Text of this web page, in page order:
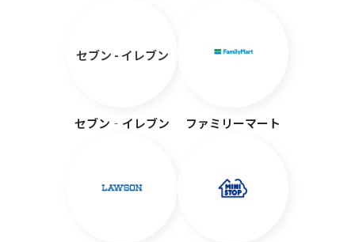
セブン - イレブン
セブン‐イレブン ファミリーマート